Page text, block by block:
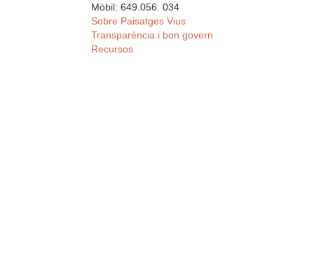
Mòbil: 649.056. 034
Sobre Paisatges Vius
Transparència i bon govern
Recursos